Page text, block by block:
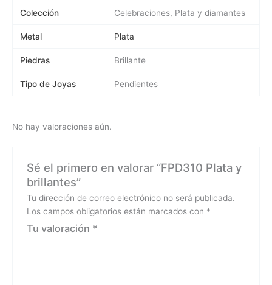
Colección Celebraciones, Plata y diamantes
Metal Plata
Piedras Brillante
Tipo de Joyas Pendientes
No hay valoraciones aún.
Sé el primero en valorar “FPD310 Plata y
brillantes”
Tu dirección de correo electrónico no será publicada.
Los campos obligatorios están marcados con *
Tu valoración *